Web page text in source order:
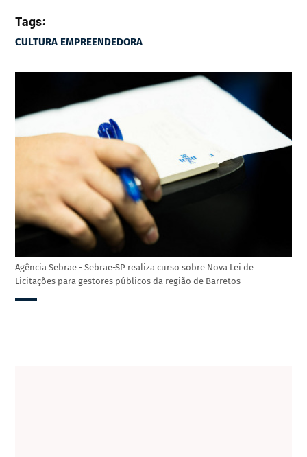
Tags:
CULTURA EMPREENDEDORA
Agência Sebrae - Sebrae-SP realiza curso sobre Nova Lei de
Licitações para gestores públicos da região de Barretos